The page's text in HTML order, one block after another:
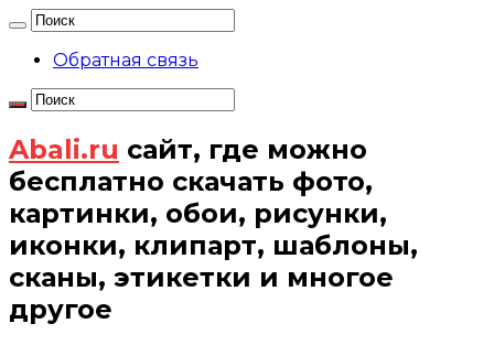
Обратная связь
Abali.ru сайт, где можно
бесплатно скачать фото,
картинки, обои, рисунки,
иконки, клипарт, шаблоны,
сканы, этикетки и многое
другое